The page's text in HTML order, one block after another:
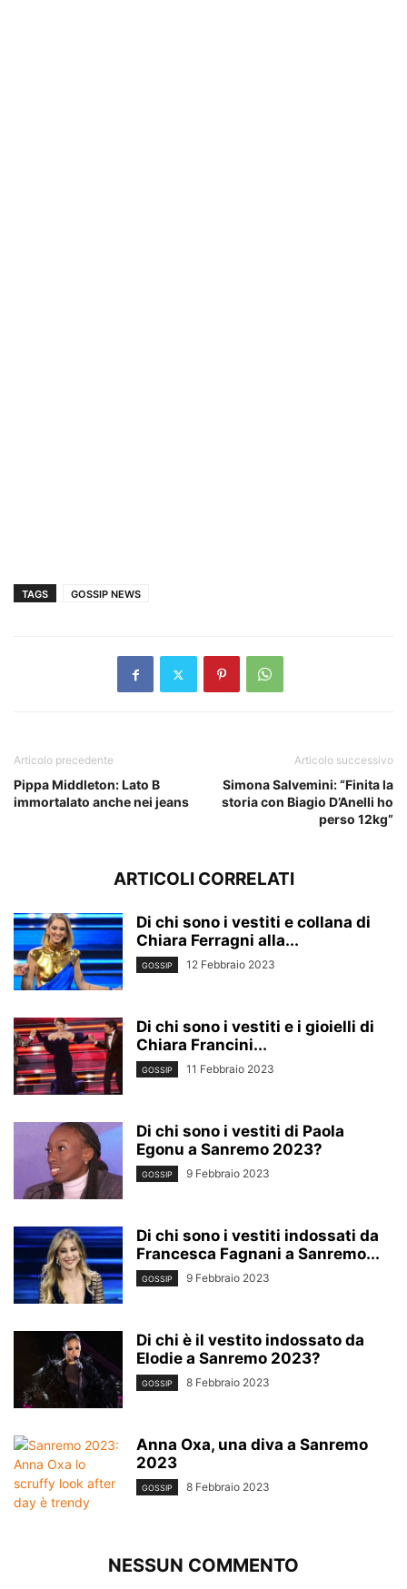
TAGS GOSSIP NEWS
Articolo precedente
Pippa Middleton: Lato B
immortalato anche nei jeans
Articolo successivo
Simona Salvemini: “Finita la
storia con Biagio D’Anelli ho
perso 12kg”
ARTICOLI CORRELATI
Di chi sono i vestiti e collana di
Chiara Ferragni alla...
GOSSIP 12 Febbraio 2023
Di chi sono i vestiti e i gioielli di
Chiara Francini...
GOSSIP 11 Febbraio 2023
Di chi sono i vestiti di Paola
Egonu a Sanremo 2023?
GOSSIP 9 Febbraio 2023
Di chi sono i vestiti indossati da
Francesca Fagnani a Sanremo...
GOSSIP 9 Febbraio 2023
Di chi è il vestito indossato da
Elodie a Sanremo 2023?
GOSSIP 8 Febbraio 2023
Anna Oxa, una diva a Sanremo
2023
GOSSIP 8 Febbraio 2023
NESSUN COMMENTO